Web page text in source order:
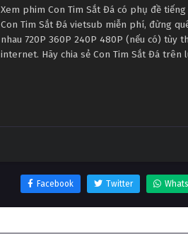
Xem phim Con Tim Sắt Đá có phụ đề
Con Tim Sắt Đá vietsub miễn phí, đừng
nhau 720P 360P 240P 480P (nếu có) tùy
internet. Hãy chia sẻ Con Tim Sắt Đá
Facebook Twitter